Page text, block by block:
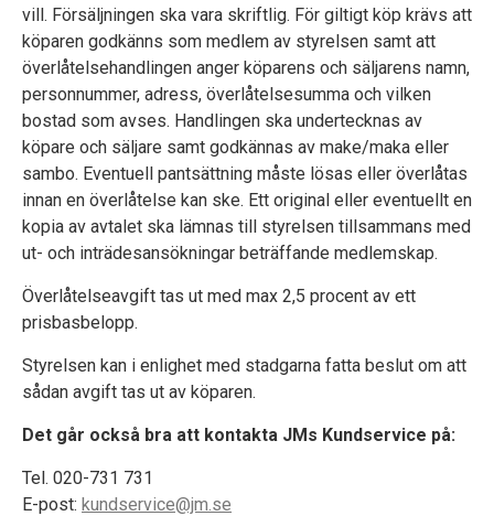
vill. Försäljningen ska vara skriftlig. För giltigt köp krävs att
köparen godkänns som medlem av styrelsen samt att
överlåtelsehandlingen anger köparens och säljarens namn,
personnummer, adress, överlåtelsesumma och vilken
bostad som avses. Handlingen ska undertecknas av
köpare och säljare samt godkännas av make/maka eller
sambo. Eventuell pantsättning måste lösas eller överlåtas
innan en överlåtelse kan ske. Ett original eller eventuellt en
kopia av avtalet ska lämnas till styrelsen tillsammans med
ut- och inträdesansökningar beträffande medlemskap.
Överlåtelseavgift tas ut med max 2,5 procent av ett
prisbasbelopp.
Styrelsen kan i enlighet med stadgarna fatta beslut om att
sådan avgift tas ut av köparen.
Det går också bra att kontakta JMs Kundservice på:
Tel. 020-731 731
E-post: kundservice@jm.se